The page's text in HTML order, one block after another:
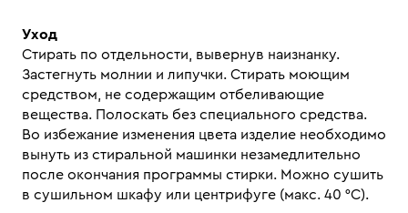
Уход
Стирать по отдельности, вывернув наизнанку.
Застегнуть молнии и липучки. Стирать моющим
средством, не содержащим отбеливающие
вещества. Полоскать без специального средства.
Во избежание изменения цвета изделие необходимо
вынуть из стиральной машинки незамедлительно
после окончания программы стирки. Можно сушить
в сушильном шкафу или центрифуге (макс. 40 °C).